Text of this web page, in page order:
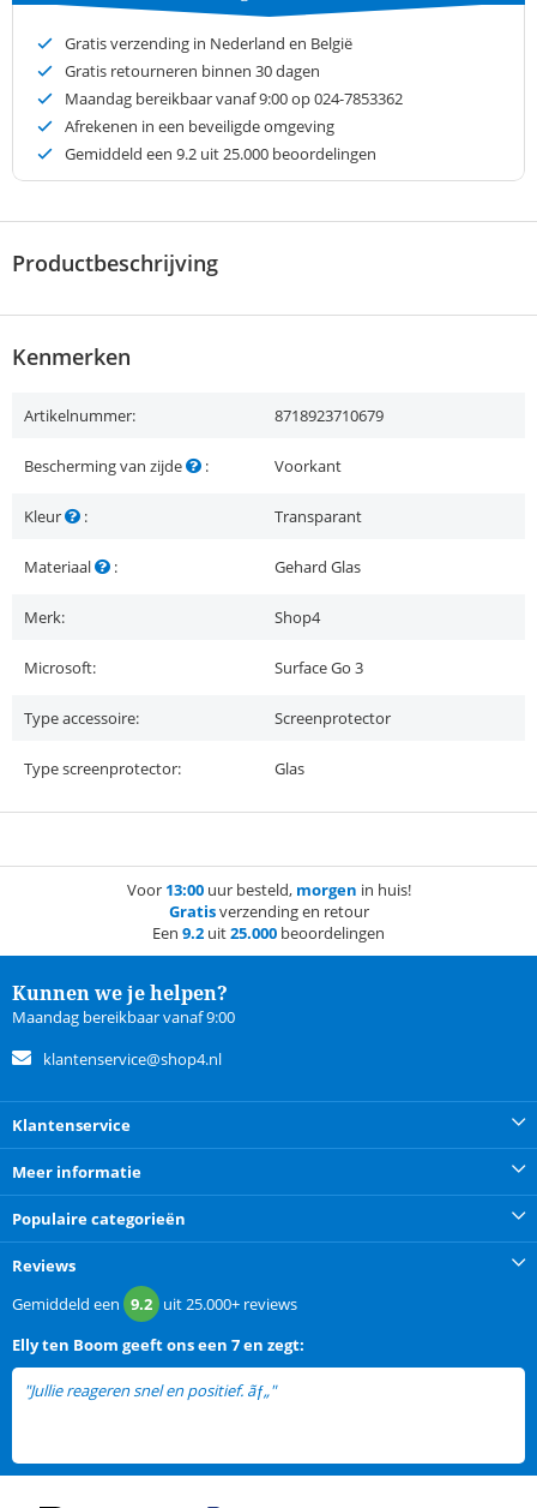
Gratis verzending in Nederland en België
Gratis retourneren binnen 30 dagen
Maandag bereikbaar vanaf 9:00 op 024-7853362
Afrekenen in een beveiligde omgeving
Gemiddeld een 9.2 uit 25.000 beoordelingen
Productbeschrijving
Kenmerken
Artikelnummer: 8718923710679
Bescherming van zijde : Voorkant
Kleur : Transparant
Materiaal : Gehard Glas
Merk: Shop4
Microsoft: Surface Go 3
Type accessoire: Screenprotector
Type screenprotector: Glas
Voor 13:00uur besteld, morgen in huis!
Gratisverzending en retour
Een 9.2 uit25.000 beoordelingen
Kunnen we je helpen?
Maandag bereikbaar vanaf 9:00
klantenservice@shop4.nl
Klantenservice
Meer informatie
Populaire categorieën
Reviews
Gemiddeld een 9.2 uit25.000+ reviews
Elly ten Boom geeft ons een 7 en zegt:
"Jullie reageren snel en positief. ãƒ„"